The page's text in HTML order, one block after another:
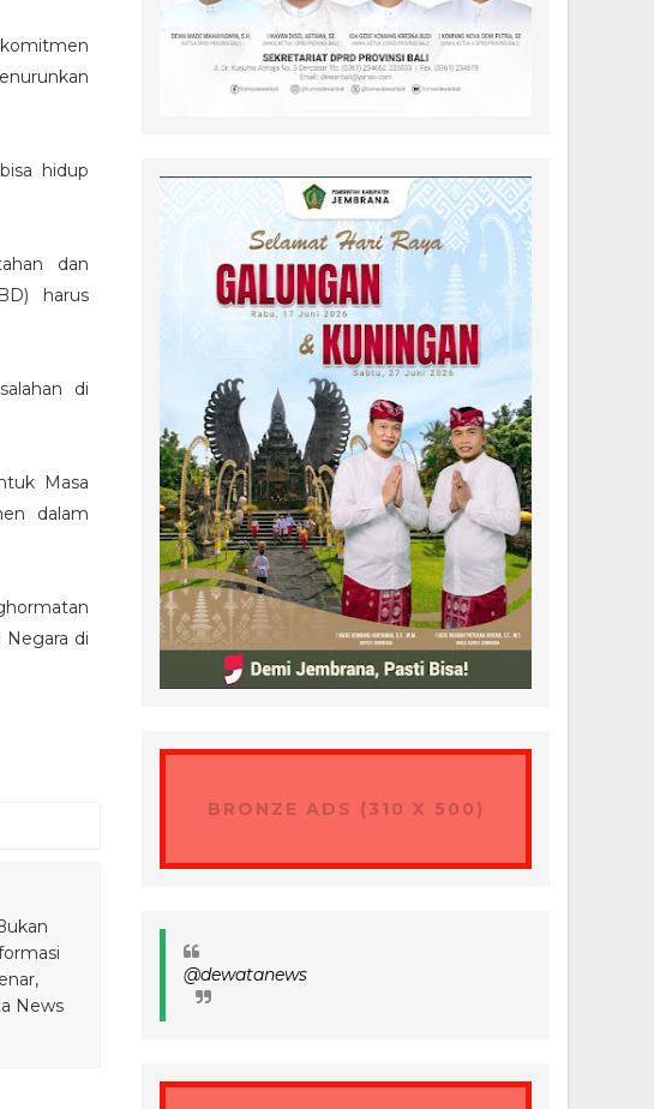
hidup
dan
harus
di
Masa
dalam
di
News
BRONZE ADS (310 X 500)
@dewatanews